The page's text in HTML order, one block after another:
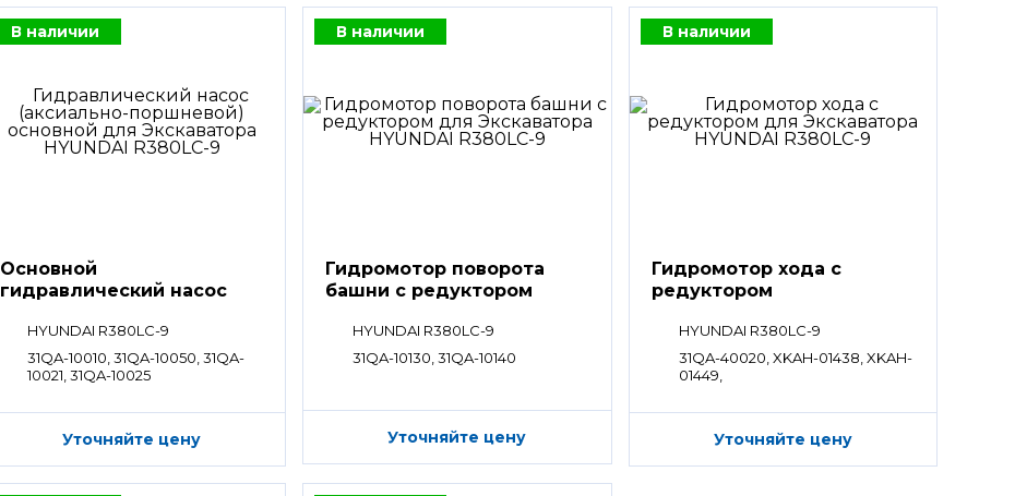
В наличии
Основной
гидравлический насос
HYUNDAI R380LC-9
31QA-10010, 31QA-10050, 31QA-
10021, 31QA-10025
Уточняйте цену
В наличии
Гидромотор поворота
башни с редуктором
HYUNDAI R380LC-9
31QA-10130, 31QA-10140
Уточняйте цену
В наличии
Гидромотор хода с
редуктором
HYUNDAI R380LC-9
31QA-40020, XKAH-01438, XKAH-
01449,
Уточняйте цену